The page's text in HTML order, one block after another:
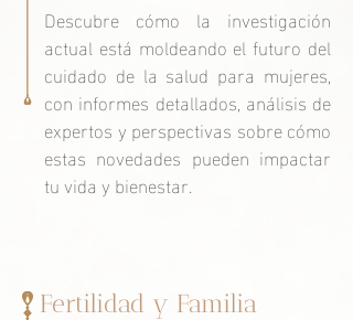
Descubre cómo la investigación
actual está moldeando el futuro del
cuidado de la salud para mujeres,
con informes detallados, análisis de
expertos y perspectivas sobre cómo
estas novedades pueden impactar
tu vida y bienestar.
Fertilidad y Familia